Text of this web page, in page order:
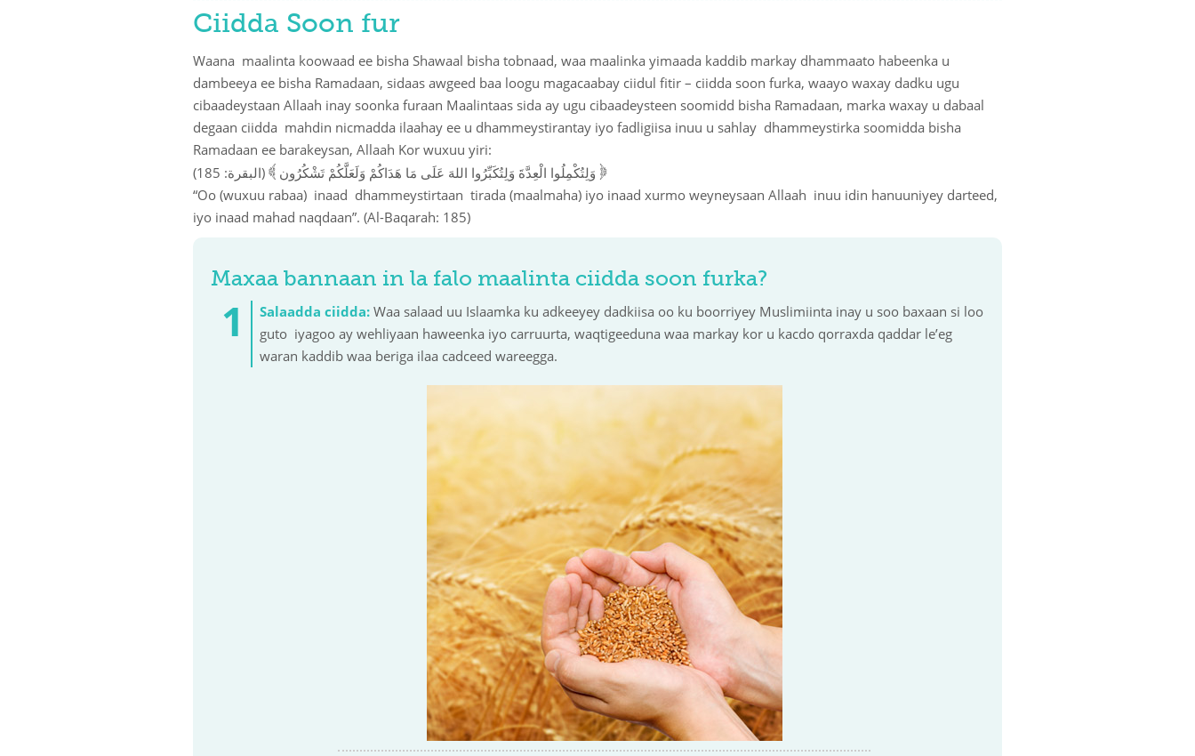
Ciidda Soon fur
Waana maalinta koowaad ee bisha Shawaal bisha tobnaad, waa maalinka yimaada kaddib markay dhammaato habeenka u
dambeeya ee bisha Ramadaan, sidaas awgeed baa loogu magacaabay ciidul fitir – ciidda soon furka, waayo waxay dadku ugu
cibaadeystaan Allaah inay soonka furaan Maalintaas sida ay ugu cibaadeysteen soomidd bisha Ramadaan, marka waxay u dabaal
degaan ciidda mahdin nicmadda ilaahay ee u dhammeystirantay iyo fadligiisa inuu u sahlay dhammeystirka soomidda bisha
Ramadaan ee barakeysan, Allaah Kor wuxuu yiri:
(وَلِتُكْمِلُوا الْعِدَّةَ وَلِتُكَبِّرُوا اللهَ عَلَى مَا هَدَاكُمْ وَلَعَلَّكُمْ تَشْكُرُون } }
“Oo (wuxuu rabaa) inaad dhammeystirtaan tirada (maalmaha) iyo inaad xurmo weyneysaan Allaah inuu idin hanuuniyey darteed,
iyo inaad mahad naqdaan”. (Al-Baqarah: 185)
Maxaa bannaan in la falo maalinta ciidda soon furka?
Salaadda ciidda:Waa salaad uu Islaamka ku adkeeyey dadkiisa oo ku boorriyey Muslimiinta inay u soo baxaan si loo
guto iyagoo ay wehliyaan haweenka iyo carruurta, waqtigeeduna waa markay kor u kacdo qorraxda qaddar le’eg
waran kaddib waa beriga ilaa cadceed wareegga.